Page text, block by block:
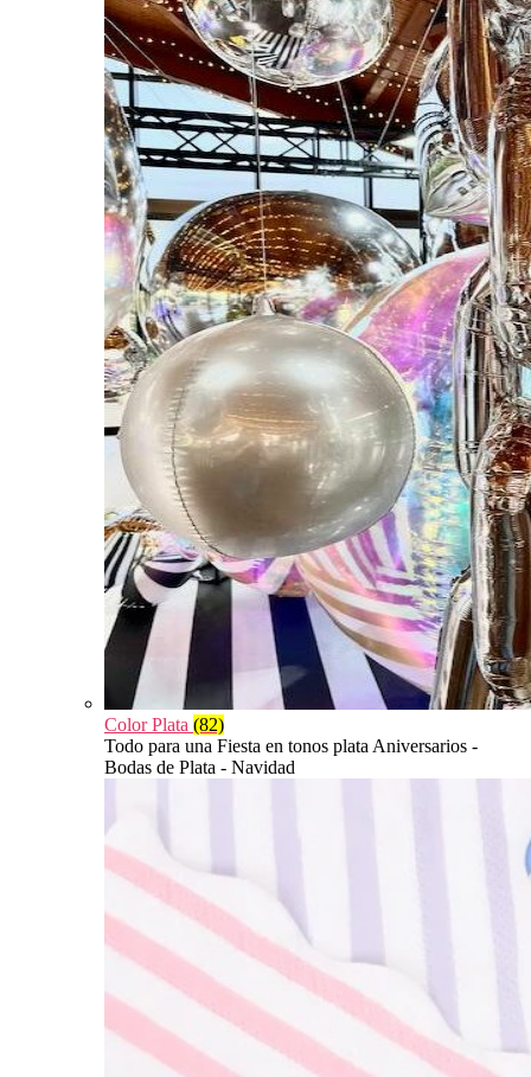
Color Plata (82)
Todo para una Fiesta en tonos plata Aniversarios -
Bodas de Plata - Navidad